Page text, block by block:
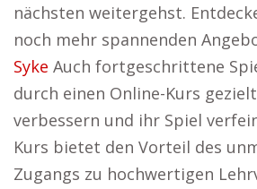
nächsten weitergehst.
noch mehr spannenden
Syke Auch fortgeschrittene
durch einen Online-Kurs
verbessern und ihr Spiel
Kurs bietet den Vorteil des
Zugangs zu hochwertigen